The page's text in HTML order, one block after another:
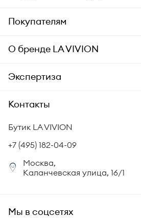
Подарки
Уход за украшениями
Аксессуары
Покупателям
Заказ и оплата
Гарантия подлинности
Комплект документов
Политика возврата
Сертификация бриллиантов
Юридическая информация
О бренде LA VIVION
О компании
СМИ о нас
Корпоративный портал
Экспертиза
Академия LA VIVION
Статьи
Контакты
Бутик LA VIVION
+7 (495) 182-04-09
Москва,
Каланчевская улица, 16/1
Мы в соцсетях